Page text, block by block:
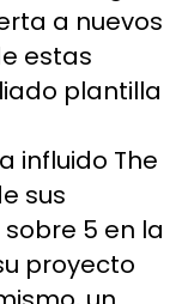
a nuevos
estas
plantilla
influido The
sus
5 en la
proyecto